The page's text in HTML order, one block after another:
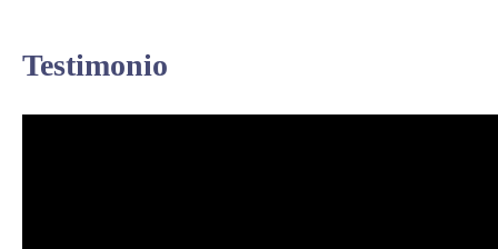
Testimonio